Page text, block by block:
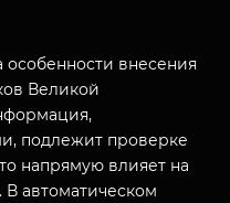
внесения
Великой
подлежит проверке
напрямую влияет на
В автоматическом